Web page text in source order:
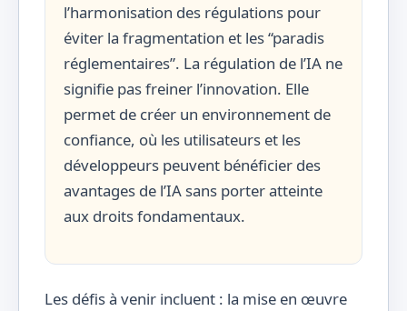
l’harmonisation des régulations pour
éviter la fragmentation et les “paradis
réglementaires”. La régulation de l’IA ne
signifie pas freiner l’innovation. Elle
permet de créer un environnement de
confiance, où les utilisateurs et les
développeurs peuvent bénéficier des
avantages de l’IA sans porter atteinte
aux droits fondamentaux.
Les défis à venir incluent : la mise en œuvre